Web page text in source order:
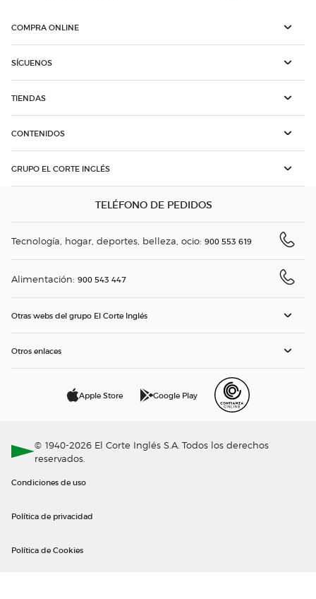
COMPRA ONLINE
SÍGUENOS
TIENDAS
CONTENIDOS
GRUPO EL CORTE INGLÉS
TELÉFONO DE PEDIDOS
Tecnología, hogar, deportes, belleza, ocio: 900 553 619
Alimentación: 900 543 447
Otras webs del grupo El Corte Inglés
Otros enlaces
Apple Store Google Play
© 1940-2026 El Corte Inglés S.A. Todos los derechos
reservados.
Condiciones de uso
Política de privacidad
Política de Cookies